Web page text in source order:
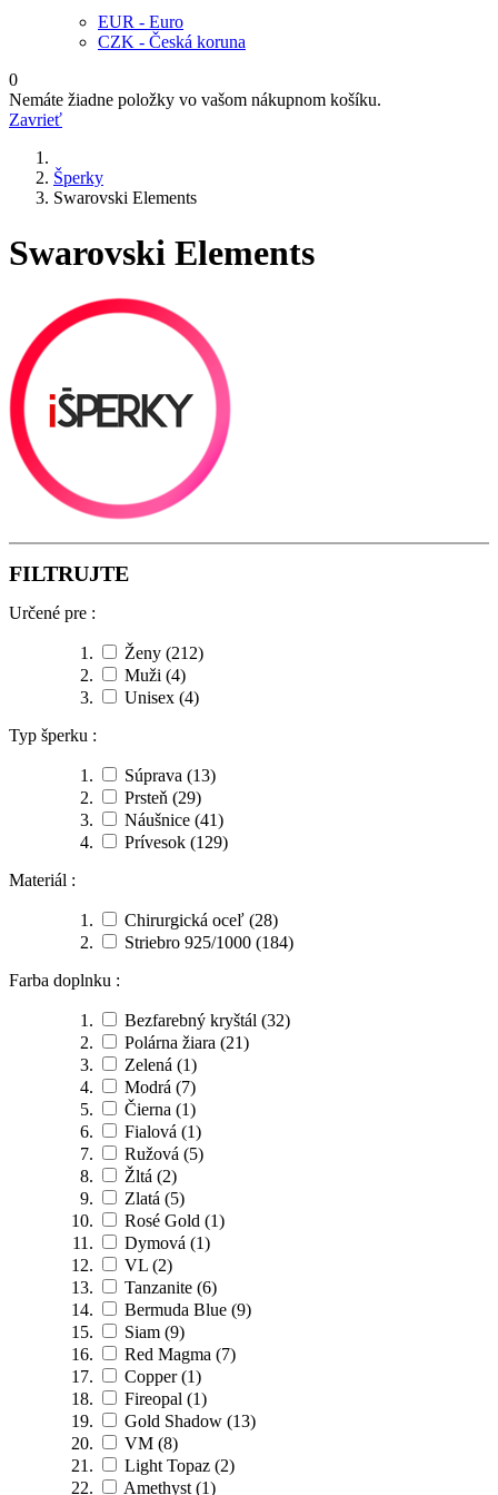
EUR - Euro
CZK - Česká koruna
0
Nemáte žiadne položky vo vašom nákupnom košíku.
Zavrieť
Šperky
Swarovski Elements
Swarovski Elements
FILTRUJTE
Určené pre :
Ženy (212)
Muži (4)
Unisex (4)
Typ šperku :
Súprava (13)
Prsteň (29)
Náušnice (41)
Prívesok (129)
Materiál :
Chirurgická oceľ (28)
Striebro 925/1000 (184)
Farba doplnku :
Bezfarebný kryštál (32)
Polárna žiara (21)
Zelená (1)
Modrá (7)
Čierna (1)
Fialová (1)
Ružová (5)
Žltá (2)
Zlatá (5)
Rosé Gold (1)
Dymová (1)
VL (2)
Tanzanite (6)
Bermuda Blue (9)
Siam (9)
Red Magma (7)
Copper(1)
Fireopal (1)
Gold Shadow (13)
VM (8)
Light Topaz (2)
Amethyst (1)